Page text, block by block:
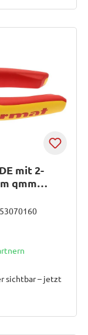
mit 2-
qmm
sichtbar – jetzt